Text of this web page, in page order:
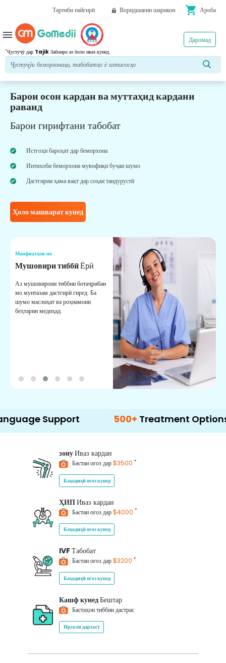
Тартиби пайгирӣ Воридшавии шарикон shopping_cart Ароба
*Ҷустуҷӯ дар Tajik Забонро аз боло иваз кунед.
Даромад
menu
Барои осон кардан ва муттаҳид кардани
раванд
Барои гирифтани табобат
Истгоҳи бароҳат дар беморхона
Интихоби беморхона мувофиқи буҷаи шумо
Дастгирии ҳама вақт дар соҳаи тандурустӣ
Ҳоло машварат кунед
Манфиатҳои мо
Мушовири тиббӣЁрӣ
Аз мушовирони тиббии ботаҷрибаи
мо мунтазам дастгирӣ гиред. Ба
шумо маслиҳат ва роҳнамоии
беҳтарин медиҳад.
Support 500+ Treatment Options
зонуИваз кардан
Бастаи оғоз дар$3500 *
Баҳодиҳӣ оғоз кунед
ҲИПИваз кардан
Бастаи оғоз дар$4000 *
Баҳодиҳӣ оғоз кунед
IVFТабобат
Бастаи оғоз дар$3200 *
Баҳодиҳӣ оғоз кунед
Кашф кунедБештар
Бастаҳои тиббии дастрас
Ирсоли дархост